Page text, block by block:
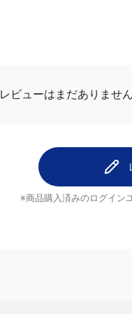
レビューはまだありません
※商品購入済みのログイン